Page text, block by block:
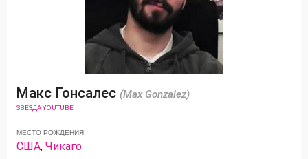
Макс Гонсалес (Max Gonzalez)
ЗВЕЗДА YOUTUBE
МЕСТО РОЖДЕНИЯ
США,Чикаго